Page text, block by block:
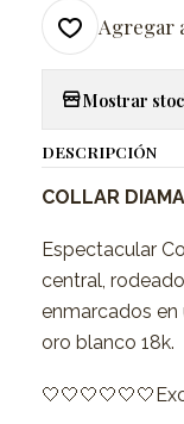
Agregar
Mostrar
DESCRIPCIÓN
COLLAR
Espectacular
central,
enmarcados
oro blanco 18k.